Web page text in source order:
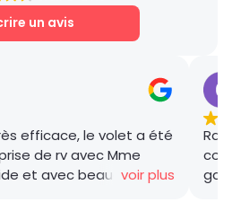
un avis
efficace, le volet a été
de rv avec Mme
et avec beaucoup de
voir plus